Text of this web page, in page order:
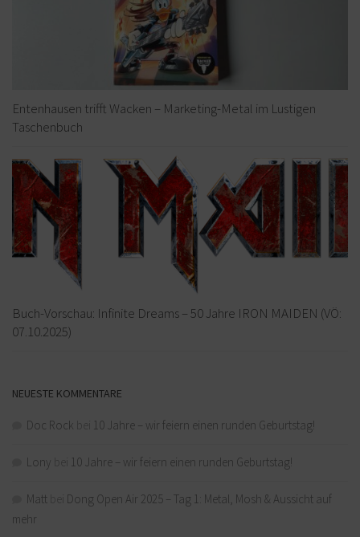
Entenhausen trifft Wacken – Marketing-Metal im Lustigen
Taschenbuch
Buch-Vorschau: Infinite Dreams – 50 Jahre IRON MAIDEN (VÖ:
07.10.2025)
NEUESTE KOMMENTARE
Doc Rock 10 Jahre – wir feiern einen runden Geburtstag!
Lony 10 Jahre – wir feiern einen runden Geburtstag!
Matt
Dong Open Air 2025 – Tag 1: Metal, Mosh & Aussicht auf
mehr